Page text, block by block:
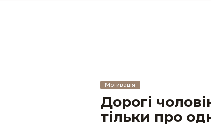
Мотивація
Дорогі
тільки про